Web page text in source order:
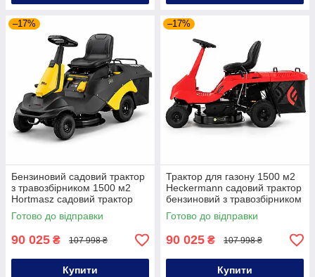
–17%
Бензиновий садовий трактор
з травозбірником 1500 м2
Hortmasz садовий трактор
для приватного будинку
Готово до відправки
90 025 ₴ 107 998 ₴
Купити
–17%
Трактор для газону 1500 м2
Heckermann садовий трактор
бензиновий з травозбірником
Готово до відправки
90 025 ₴ 107 998 ₴
Купити